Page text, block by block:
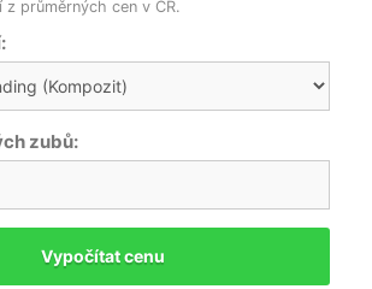
z průměrných cen v ČR.
zubů:
Vypočítat cenu